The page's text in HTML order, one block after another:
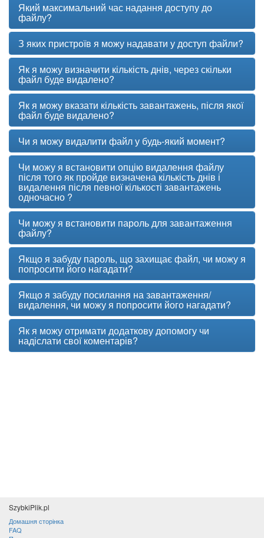
Який максимальний час надання доступу до
файлу?
З яких пристроїв я можу надавати у доступ файли?
Як я можу визначити кількість днів, через скільки
файл буде видалено?
Як я можу вказати кількість завантажень, після якої
файл буде видалено?
Чи я можу видалити файл у будь-який момент?
Чи можу я встановити опцію видалення файлу
після того як пройде визначена кількість днів і
видалення після певної кількості завантажень
одночасно ?
Чи можу я встановити пароль для завантаження
файлу?
Якщо я забуду пароль, що захищає файл, чи можу я
попросити його нагадати?
Якщо я забуду посилання на завантаження/
видалення, чи можу я попросити його нагадати?
Як я можу отримати додаткову допомогу чи
надіслати свої коментарів?
SzybkiPlik.pl
Домашня сторінка
FAQ